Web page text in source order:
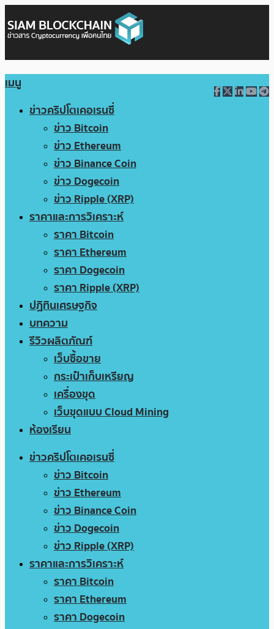
เมนู
ข่าวคริปโตเคอเรนซี่
ข่าว Bitcoin
ข่าว Ethereum
ข่าว Binance Coin
ข่าว Dogecoin
ข่าว Ripple (XRP)
ราคาและการวิเคราะห์
ราคา Bitcoin
ราคา Ethereum
ราคา Dogecoin
ราคา Ripple (XRP)
ปฏิทินเศรษฐกิจ
บทความ
รีวิวผลิตภัณฑ์
เว็บซื้อขาย
กระเป๋าเก็บเหรียญ
เครื่องขุด
เว็บขุดแบบ Cloud Mining
ห้องเรียน
ข่าวคริปโตเคอเรนซี่
ข่าว Bitcoin
ข่าว Ethereum
ข่าว Binance Coin
ข่าว Dogecoin
ข่าว Ripple (XRP)
ราคาและการวิเคราะห์
ราคา Bitcoin
ราคา Ethereum
ราคา Dogecoin